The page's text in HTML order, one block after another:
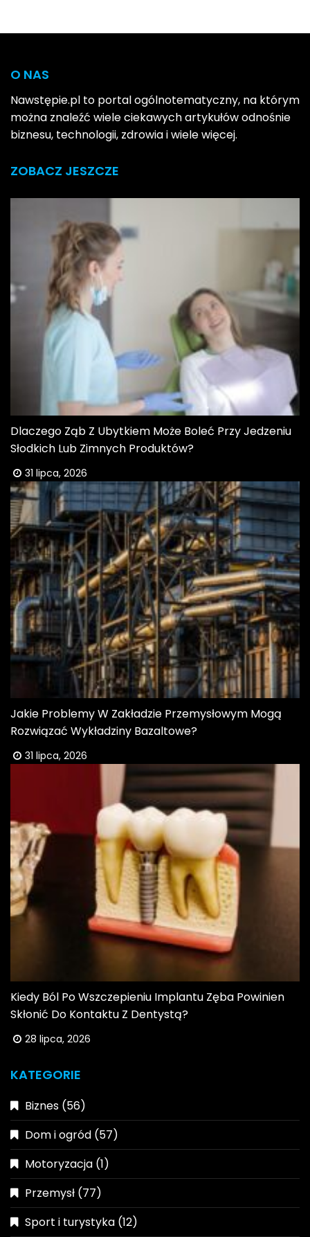
O NAS
Nawstępie.pl to portal ogólnotematyczny, na którym
można znaleźć wiele ciekawych artykułów odnośnie
biznesu, technologii, zdrowia i wiele więcej.
ZOBACZ JESZCZE
Dlaczego Ząb Z Ubytkiem Może Boleć Przy Jedzeniu
Słodkich Lub Zimnych Produktów?
31 lipca, 2026
Jakie Problemy W Zakładzie Przemysłowym Mogą
Rozwiązać Wykładziny Bazaltowe?
31 lipca, 2026
Kiedy Ból Po Wszczepieniu Implantu Zęba Powinien
Skłonić Do Kontaktu Z Dentystą?
28 lipca, 2026
KATEGORIE
Biznes (56)
Dom i ogród (57)
Motoryzacja (1)
Przemysł (77)
Sport i turystyka (12)